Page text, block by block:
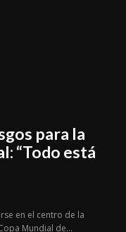
para la
“Todo está
en el centro de la
Mundial de...